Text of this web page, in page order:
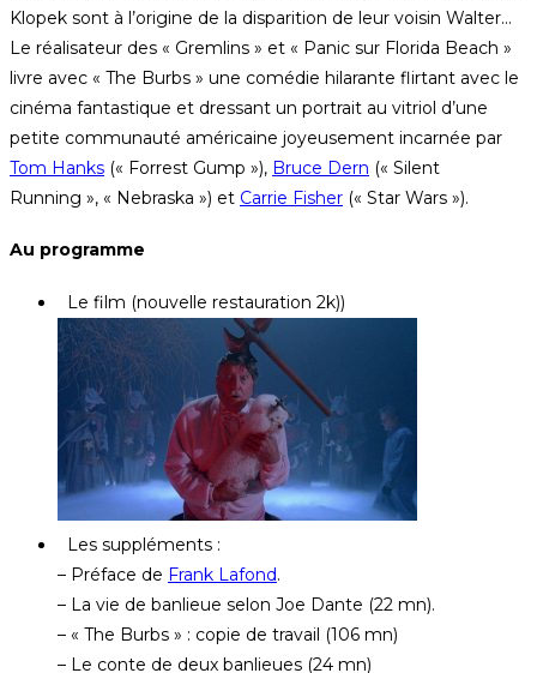
Klopek sont à l’origine de la disparition de leur voisin Walter…
Le réalisateur des « Gremlins » et « Panic sur Florida Beach »
livre avec « The Burbs » une comédie hilarante flirtant avec le
cinéma fantastique et dressant un portrait au vitriol d’une
petite communauté américaine joyeusement incarnée par
Tom Hanks (« Forrest Gump »), Bruce Dern (« Silent
Running », « Nebraska ») et Carrie Fisher (« Star Wars »).
Au programme
Le film (nouvelle restauration 2k))
Les suppléments :
– Préface de Frank Lafond.
– La vie de banlieue selon Joe Dante (22 mn).
– « The Burbs » : copie de travail (106 mn)
– Le conte de deux banlieues (24 mn)